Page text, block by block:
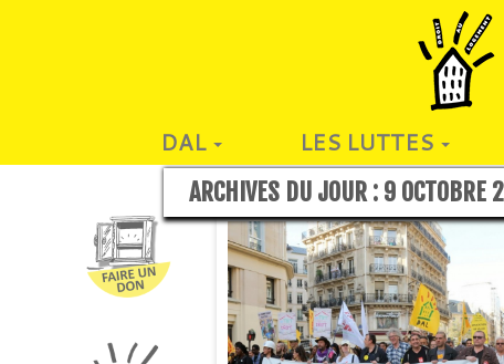
DAL LES LUTTES
ARCHIVES DU JOUR : 9 OCTOBRE